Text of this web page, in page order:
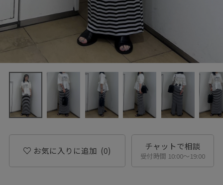
お気に入りに追加 (0) チャットで相談
受付時間 10:00〜19:00